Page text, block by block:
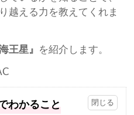
越える力を教えてくれま
海王星』 を紹介します。
わかること